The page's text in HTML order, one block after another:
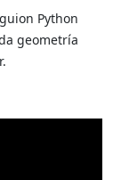
Python
geometría